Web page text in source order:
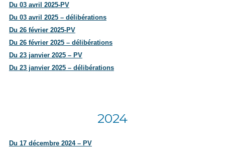
Du 03 avril 2025-PV
Du 03 avril 2025 – délibérations
Du 26 février 2025-PV
Du 26 février 2025 – délibérations
Du 23 janvier 2025 – PV
Du 23 janvier 2025 – délibérations
2024
Du 17 décembre 2024 – PV